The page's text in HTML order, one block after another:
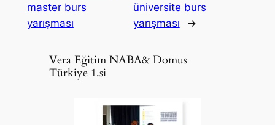
master burs
yarışması
üniversite burs
yarışması
→
Vera Eğitim NABA& Domus
Türkiye 1.si